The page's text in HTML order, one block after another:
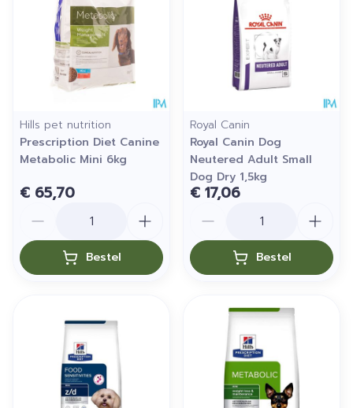
Hills pet nutrition
Prescription Diet Canine
Metabolic Mini 6kg
€ 65,70
Bestel
Royal Canin
Royal Canin Dog
Neutered Adult Small
Dog Dry 1,5kg
€ 17,06
Bestel